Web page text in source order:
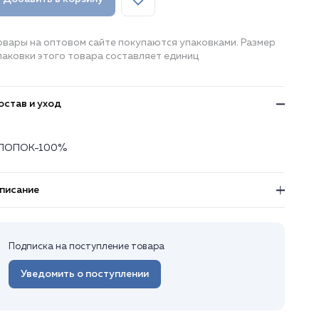
на оптовом сайте покупаются упаковками. Размер
этого товара составляет единиц
и уход
100%
Подписка на поступление товара
Уведомить о поступлении